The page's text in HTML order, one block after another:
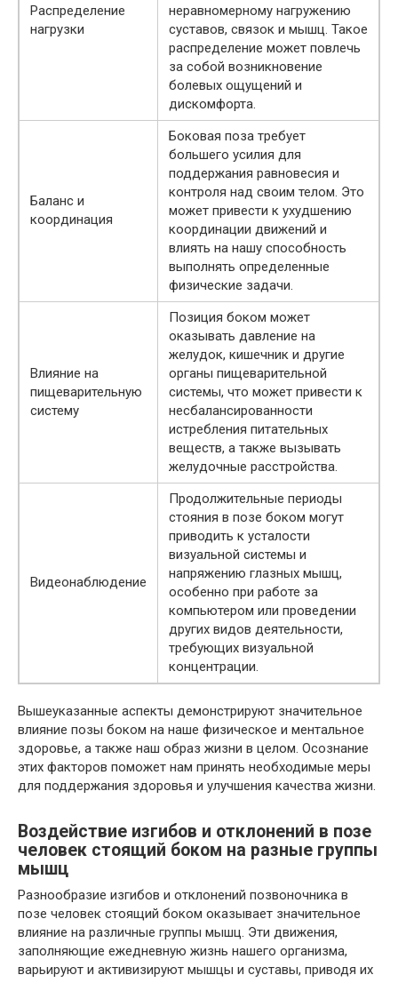
Распределение
нагрузки
неравномерному нагружению
суставов, связок и мышц. Такое
распределение может повлечь
за собой возникновение
болевых ощущений и
дискомфорта.
Баланс и
координация
Боковая поза требует
большего усилия для
поддержания равновесия и
контроля над своим телом. Это
может привести к ухудшению
координации движений и
влиять на нашу способность
выполнять определенные
физические задачи.
Влияние на
пищеварительную
систему
Позиция боком может
оказывать давление на
желудок, кишечник и другие
органы пищеварительной
системы, что может привести к
несбалансированности
истребления питательных
веществ, а также вызывать
желудочные расстройства.
Видеонаблюдение
Продолжительные периоды
стояния в позе боком могут
приводить к усталости
визуальной системы и
напряжению глазных мышц,
особенно при работе за
компьютером или проведении
других видов деятельности,
требующих визуальной
концентрации.
Вышеуказанные аспекты демонстрируют значительное
влияние позы боком на наше физическое и ментальное
здоровье, а также наш образ жизни в целом. Осознание
этих факторов поможет нам принять необходимые меры
для поддержания здоровья и улучшения качества жизни.
Воздействие изгибов и отклонений в позе
человек стоящий боком на разные группы
мышц
Разнообразие изгибов и отклонений позвоночника в
позе человек стоящий боком оказывает значительное
влияние на различные группы мышц. Эти движения,
заполняющие ежедневную жизнь нашего организма,
варьируют и активизируют мышцы и суставы, приводя их